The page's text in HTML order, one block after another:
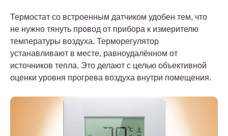
Термостат со встроенным датчиком удобен тем, что
не нужно тянуть провод от прибора к измерителю
температуры воздуха. Терморегулятор
устанавливают в месте, равноудалённом от
источников тепла. Это делают с целью объективной
оценки уровня прогрева воздуха внутри помещения.